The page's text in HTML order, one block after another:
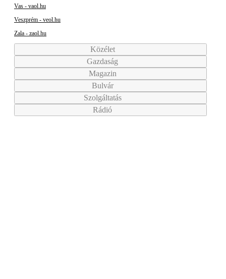
Vas - vaol.hu
Veszprém - veol.hu
Zala - zaol.hu
Közélet
Gazdaság
Magazin
Bulvár
Szolgáltatás
Rádió